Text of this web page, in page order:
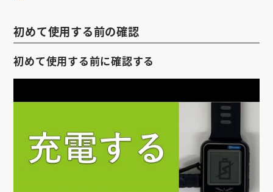
初めて使用する前の確認
初めて使用する前に確認する